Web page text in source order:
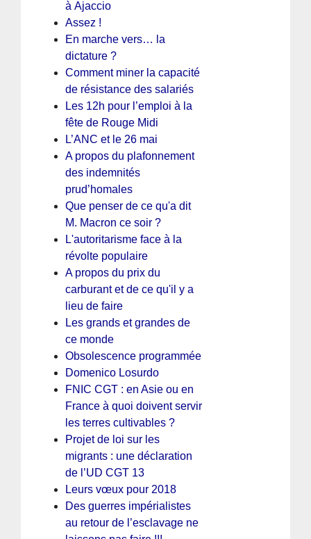
à Ajaccio
Assez !
En marche vers… la
dictature ?
Comment miner la capacité
de résistance des salariés
Les 12h pour l’emploi à la
fête de Rouge Midi
L’ANC et le 26 mai
A propos du plafonnement
des indemnités
prud’homales
Que penser de ce qu'a dit
M. Macron ce soir ?
L'autoritarisme face à la
révolte populaire
A propos du prix du
carburant et de ce qu'il y a
lieu de faire
Les grands et grandes de
ce monde
Obsolescence programmée
Domenico Losurdo
FNIC CGT : en Asie ou en
France à quoi doivent servir
les terres cultivables ?
Projet de loi sur les
migrants : une déclaration
de l’UD CGT 13
Leurs vœux pour 2018
Des guerres impérialistes
au retour de l’esclavage ne